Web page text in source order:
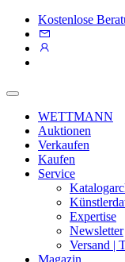
Kostenlose
WETTMANN
Auktionen
Verkaufen
Kaufen
Service
Expertise
Newsletter
Versand |
Magazin